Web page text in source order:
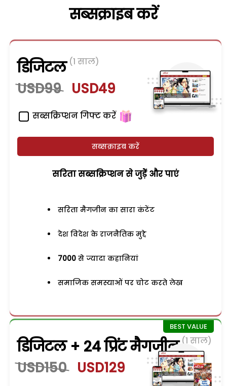
सब्सक्राइब करें
डिजिटल (1 साल)
USD99 USD49
सब्सक्रिप्शन गिफ्ट करें
सब्सक्राइब करें
सरिता सब्सक्रिप्शन से जुड़ेें और पाएं
सरिता मैगजीन का सारा कंटेंट
देश विदेश के राजनैतिक मुद्दे
7000 से ज्यादा कहानियां
समाजिक समस्याओं पर चोट करते लेख
डिजिटल + 24 प्रिंट मैगजीन (1 साल)
USD150 USD129